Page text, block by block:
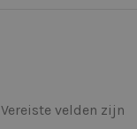
Vereiste velden zijn